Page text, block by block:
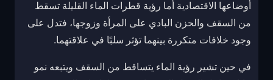
أوضاعها الاقتصادية أما رؤية قطرات الماء القليلة تسقط
من السقف والحزن البادي على المرأة وزوجها، فتدل على
وجود خلافات متكررة بينهما تؤثر سلبًا في علاقتهما.
في حين تشير رؤية الماء يتساقط من السقف ويتبعه نمو